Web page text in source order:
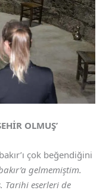
OLMUŞ’
çok beğendiğini
gelmemiştim.
Tarihi eserleri de